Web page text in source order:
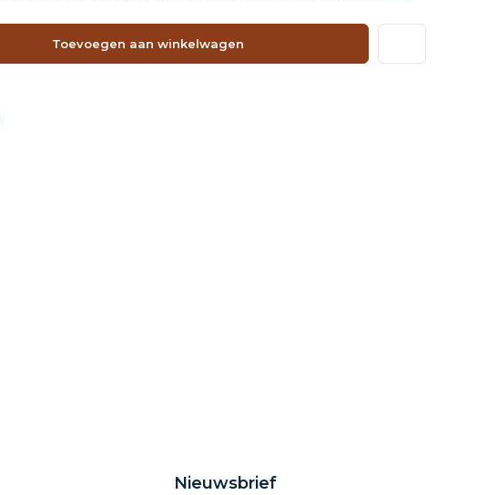
Toevoegen aan winkelwagen
Nieuwsbrief